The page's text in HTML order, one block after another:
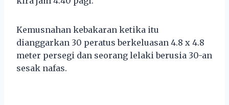
Kemusnahan kebakaran ketika itu
dianggarkan 30 peratus berkeluasan 4.8 x 4.8
meter persegi dan seorang lelaki berusia 30-an
sesak nafas.